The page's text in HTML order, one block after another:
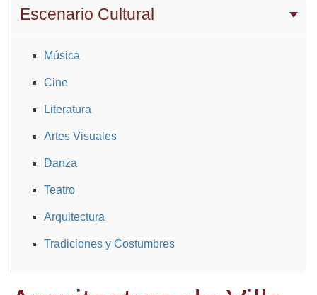
Escenario Cultural
Música
Cine
Literatura
Artes Visuales
Danza
Teatro
Arquitectura
Tradiciones y Costumbres